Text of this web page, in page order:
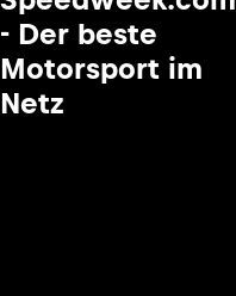
- Der beste
Motorsport im
Netz